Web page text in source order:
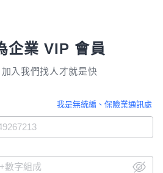
企業 VIP 會員
入我們找人才就是快
我是無統編、保險業通訊處